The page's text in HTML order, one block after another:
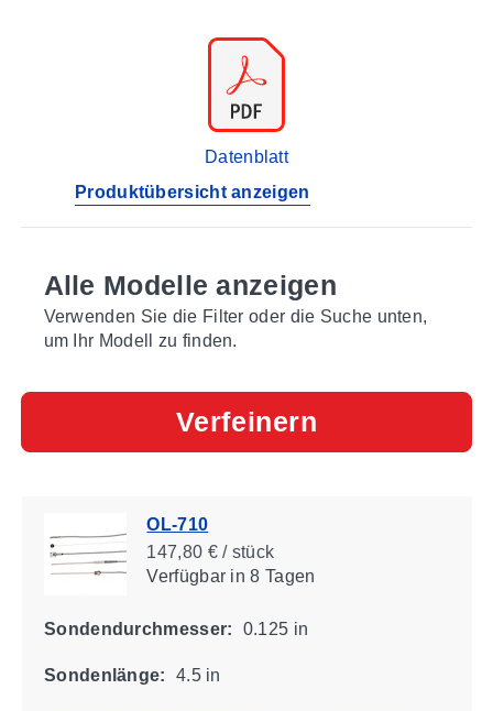
Produktübersicht anzeigen
Datenblatt
Alle Modelle anzeigen
Verwenden Sie die Filter oder die Suche unten,
um Ihr Modell zu finden.
Verfeinern
OL-710
147,80 € / stück
Verfügbarin 8 Tagen
Sondendurchmesser: 0.125 in
Sondenlänge: 4.5 in